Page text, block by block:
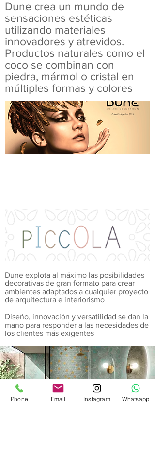
Dune crea un mundo de
sensaciones estéticas
utilizando materiales
innovadores y atrevidos.
Productos naturales como el
coco se combinan con
piedra, mármol o cristal en
múltiples formas y colores
Dune explota al máximo las posibilidades
decorativas de gran formato para crear
ambientes adaptados a cualquier proyecto
de arquitectura e interiorismo
Diseño, innovación y versatilidad se dan la
mano para responder a las necesidades de
los clientes más exigentes
Phone Email Instagram Whatsapp